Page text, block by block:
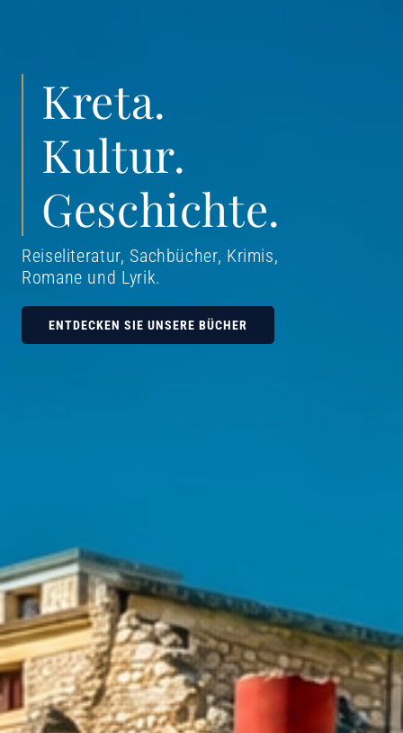
Kreta.
Kultur.
Geschichte.
Reiseliteratur, Sachbücher, Krimis,
Romane und Lyrik.
ENTDECKEN SIE UNSERE BÜCHER